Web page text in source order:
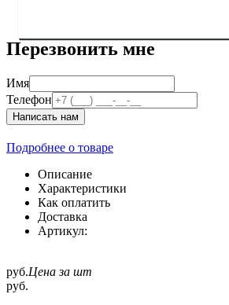
Перезвонить мне
Имя
Телефон
Написать нам
Подробнее о товаре
Описание
Характеристики
Как оплатить
Доставка
Артикул:
руб.Цена за шт
руб.